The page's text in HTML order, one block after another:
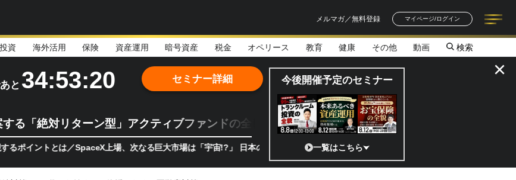
メルマガ／無料登録
マイページ/ログイン
記事一覧
著者一覧
資 海外活用 保険 資産運用 暗号資産 税金 オペリース 教育 健康 その他 動画 検索
と 34:53:19
る「絶対リターン型」アクティブファンドの全貌
とは／SpaceX上場、次なる巨大市場は「宇宙!?」 日本の宇宙ベンチャーのココがスゴイ！／補助金から実需へ、知られざる宇宙産業
セミナー詳細 今後開催予定のセミナー
一覧はこちら
×